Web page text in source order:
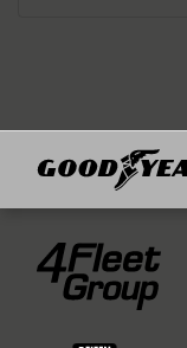
Mitglied von
4Fleet Group